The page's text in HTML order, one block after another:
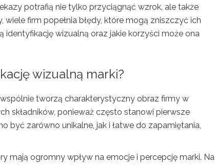
potrafią nie tylko przyciągnąć wzrok, ale także
firm popełnia błędy, które mogą zniszczyć ich
wizualną oraz jakie korzyści może ona
wizualną marki?
tworzą charakterystyczny obraz firmy w
składników, ponieważ często stanowi pierwsze
być zarówno unikalne, jak i łatwe do zapamiętania,
mają ogromny wpływ na emocje i percepcję marki. Na